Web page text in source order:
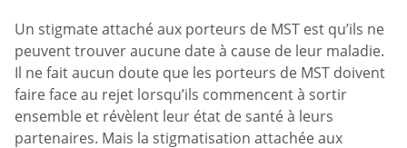
Un stigmate attaché aux porteurs de MST est qu’ils ne
peuvent trouver aucune date à cause de leur maladie.
Il ne fait aucun doute que les porteurs de MST doivent
faire face au rejet lorsqu’ils commencent à sortir
ensemble et révèlent leur état de santé à leurs
partenaires. Mais la stigmatisation attachée aux